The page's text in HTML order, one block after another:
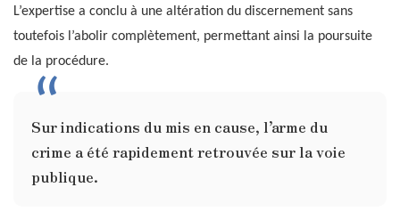
L’expertise a conclu à une altération du discernement sans
toutefois l’abolir complètement, permettant ainsi la poursuite
de la procédure.
Sur indications du mis en cause, l’arme du
crime a été rapidement retrouvée sur la voie
publique.